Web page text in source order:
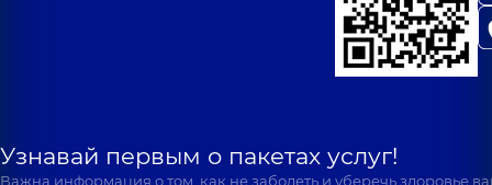
Узнавай первым о пакетах услуг!
Важна информация о том, как не заболеть и уберечь здоровье